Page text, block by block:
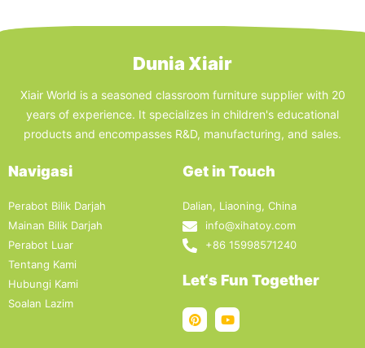
Dunia Xiair
Xiair World is a seasoned classroom furniture supplier with 20
years of experience. It specializes in children's educational
products and encompasses R&D, manufacturing, and sales.
Navigasi
Perabot Bilik Darjah
Mainan Bilik Darjah
Perabot Luar
Tentang Kami
Hubungi Kami
Soalan Lazim
Get in Touch
Dalian, Liaoning, China
info@xihatoy.com
+86 15998571240
Let‘s Fun Together